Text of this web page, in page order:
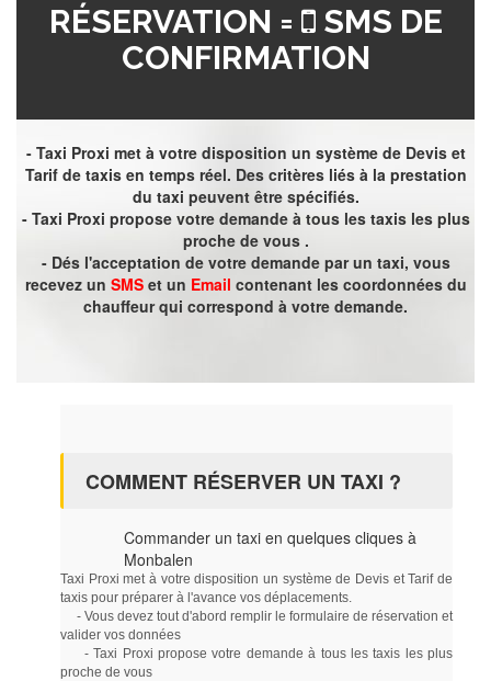
RÉSERVATION =
SMS DE
CONFIRMATION
- Taxi Proxi met à votre disposition un système de Devis et
Tarif de taxis en temps réel. Des critères liés à la prestation
du taxi peuvent être spécifiés.
- Taxi Proxi propose votre demande à tous les taxis les plus
proche de vous .
- Dés l'acceptation de votre demande par un taxi, vous
recevez un SMSet un Email contenant les coordonnées du
chauffeur qui correspond à votre demande.
COMMENT RÉSERVER UN TAXI ?
Commander un taxi en quelques cliques à
Monbalen
Taxi Proxi met à votre disposition un système de Devis et Tarif de
taxis pour préparer à l'avance vos déplacements.
- Vous devez tout d'abord remplir le formulaire de réservation et
valider vos données
- Taxi Proxi propose votre demande à tous les taxis les plus
proche de vous